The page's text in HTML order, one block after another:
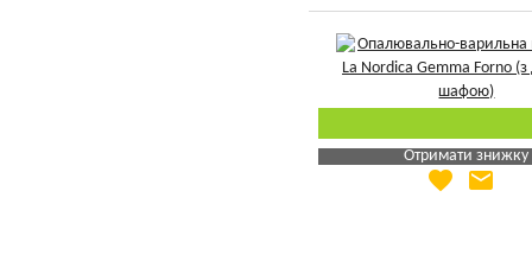
Отримати знижку
Яка Ваша ціна
favorite email